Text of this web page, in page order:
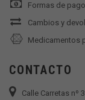
Formas de pago
Cambios y
Medicamentos
CONTACTO
Calle Carretas nº